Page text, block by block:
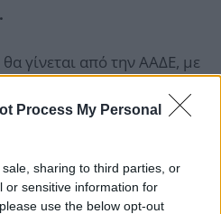
Process My Personal
sharing to third parties, or
or sensitive information for
use the below opt-out
γίνεται από την ΑΑΔΕ, με
για το
και στον οποίο
ως δικαιούχος.